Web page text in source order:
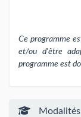
Ce programme
et/ou d'être
programme est